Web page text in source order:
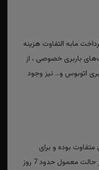
مابه التفاوت هزینه
باربری خصوصی ، از
اتوبوس و... نیز وجود
بوده و برای
روش‌های سریع بین 2 تا 3 روز و در حالت معمول حدود 7 روز